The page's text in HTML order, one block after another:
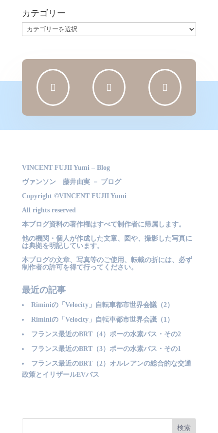
カテゴリー
カ
リ
  
VINCENT FUJII Yumi – Blog
ヴァンソン 藤井由実 － ブログ
Copyright ©VINCENT FUJII Yumi
All rights reserved
本ブログ資料の著作権はすべて制作者に帰属します。
他の機関・個人が作成した文章、図や、撮影した写真に
は典拠を明記しています。
本ブログの文章、写真等のご使用、転載の折には、必ず
制作者の許可を得て行ってください。
最近の記事
Riminiの「Velocity」自転車都市世界会議（2）
Riminiの「Velocity」自転車都市世界会議（1）
フランス最近のBRT（4）ポーの水素バス・その2
フランス最近のBRT（3）ポーの水素バス・その1
フランス最近のBRT（2）オルレアンの総合的な交通
政策とイリザールEVバス